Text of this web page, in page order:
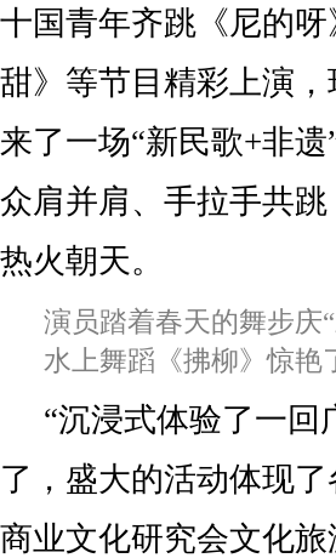
十国青年齐跳《尼的
甜》等节目精彩上演
来了一场“新民歌+非
众肩并肩、手拉手共
热火朝天。
演员踏着春天的舞步庆
水上舞蹈《拂柳》惊艳
“沉浸式体验了一
了，盛大的活动体现
商业文化研究会文化